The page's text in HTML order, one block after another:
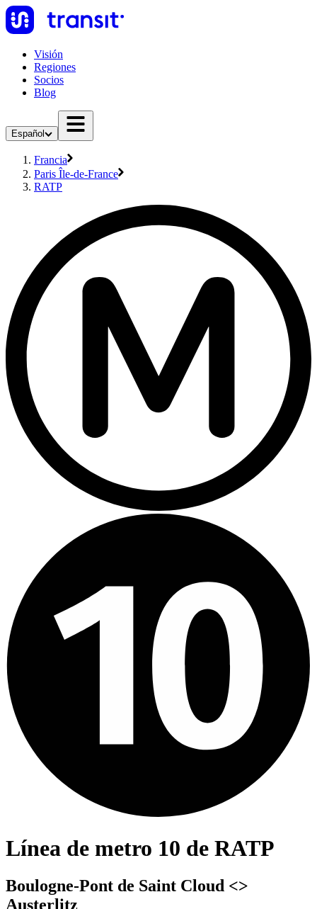
Visión
Regiones
Socios
Blog
Español
Francia
Paris Île-de-France
RATP
Línea de metro 10 de RATP
Boulogne-Pont de Saint Cloud <>
Austerlitz